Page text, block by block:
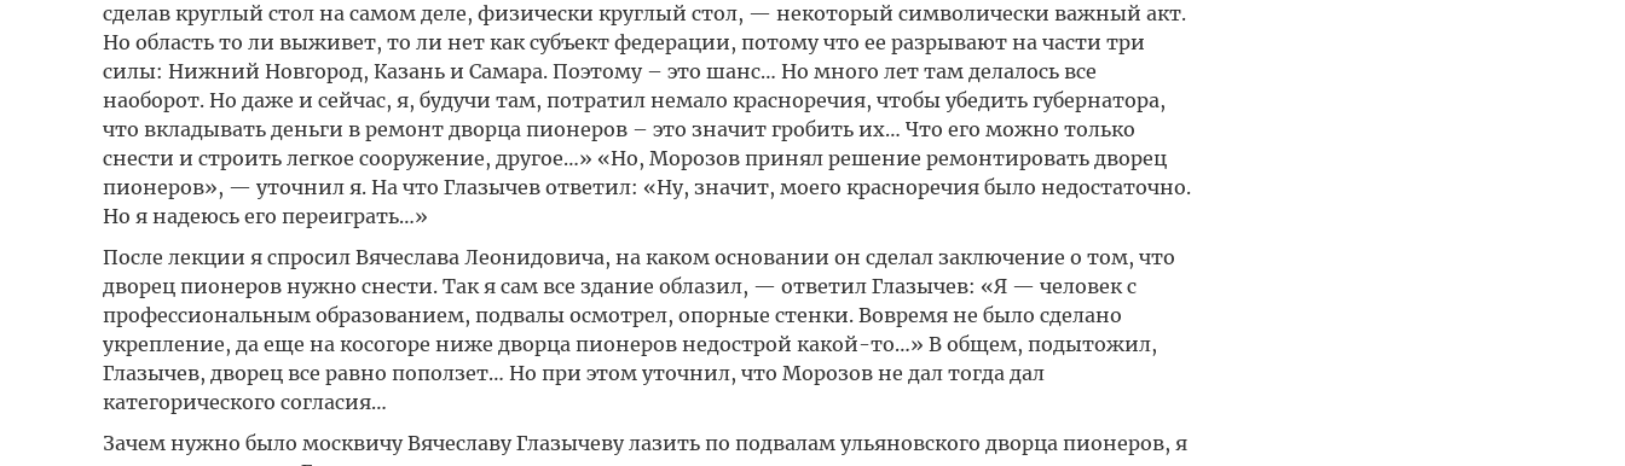
сделав круглый стол на самом деле, физически круглый стол, — некоторый символически важный акт.
Но область то ли выживет, то ли нет как субъект федерации, потому что ее разрывают на части три
силы: Нижний Новгород, Казань и Самара. Поэтому – это шанс… Но много лет там делалось все
наоборот. Но даже и сейчас, я, будучи там, потратил немало красноречия, чтобы убедить губернатора,
что вкладывать деньги в ремонт дворца пионеров – это значит гробить их… Что его можно только
снести и строить легкое сооружение, другое…» «Но, Морозов принял решение ремонтировать дворец
пионеров», — уточнил я. На что Глазычев ответил: «Ну, значит, моего красноречия было недостаточно.
Но я надеюсь его переиграть…»
После лекции я спросил Вячеслава Леонидовича, на каком основании он сделал заключение о том, что
дворец пионеров нужно снести. Так я сам все здание облазил, — ответил Глазычев: «Я — человек с
профессиональным образованием, подвалы осмотрел, опорные стенки. Вовремя не было сделано
укрепление, да еще на косогоре ниже дворца пионеров недострой какой-то…» В общем, подытожил,
Глазычев, дворец все равно поползет… Но при этом уточнил, что Морозов не дал тогда дал
категорического согласия…
Зачем нужно было москвичу Вячеславу Глазычеву лазить по подвалам ульяновского дворца пионеров, я